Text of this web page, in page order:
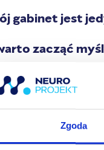
Zgoda
gabinet jest
zacząć
druga od